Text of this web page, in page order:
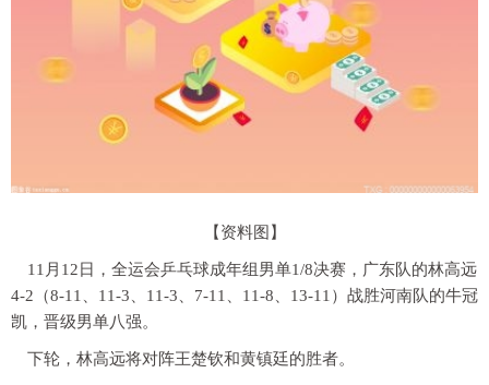
【资料图】
11月12日，全运会乒乓球成年组男单1/8决赛，广东队的林高远
4-2（8-11、11-3、11-3、7-11、11-8、13-11）战胜河南队的牛冠
凯，晋级男单八强。
下轮，林高远将对阵王楚钦和黄镇廷的胜者。